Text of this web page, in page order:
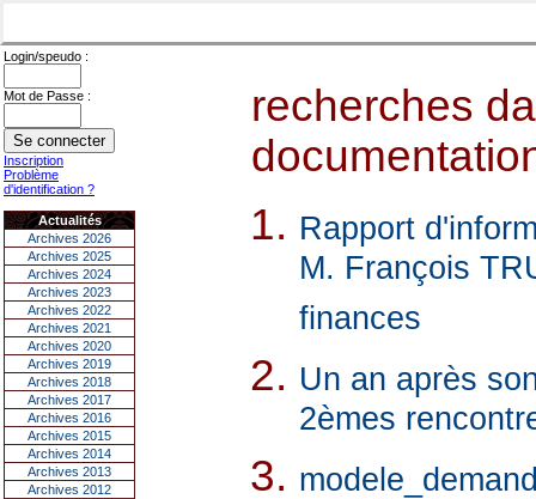
Login/speudo :
Mot de Passe :
Inscription
Problème
d'identification ?
Actualités
Archives 2026
Archives 2025
Archives 2024
Archives 2023
Archives 2022
Archives 2021
Archives 2020
Archives 2019
Archives 2018
Archives 2017
Archives 2016
Archives 2015
Archives 2014
Archives 2013
Archives 2012
recherches
Rapport
M. François
finances
Un an après
2èmes